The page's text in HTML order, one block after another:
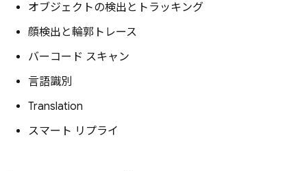
オブジェクトの検出とトラッキング
顔検出と輪郭トレース
バーコード スキャン
言語識別
Translation
スマート リプライ